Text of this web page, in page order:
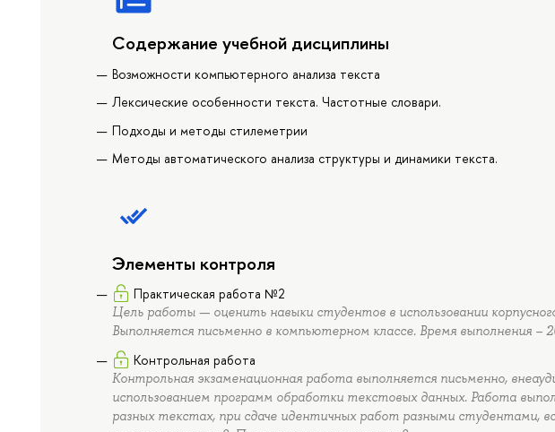
Содержание учебной дисциплины
Возможности компьютерного анализа текста
Лексические особенности текста. Частотные словари.
Подходы и методы стилеметрии
Методы автоматического анализа структуры и динамики текста.
Элементы контроля
Практическая работа №2
Цель работы — оценить навыки студентов в использовании
Выполняется письменно в компьютерном классе. Время выполнения –
Контрольная работа
Контрольная экзаменационная работа выполняется письменно,
использованием программ обработки текстовых данных. Работа
разных текстах, при сдаче идентичных работ разными студентами,